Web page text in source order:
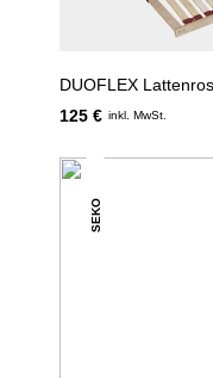
DUOFLEX
125 € inkl. MwSt.
SEKO